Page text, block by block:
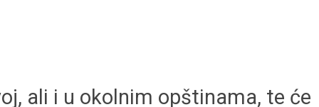
ali i u okolnim opštinama, te će